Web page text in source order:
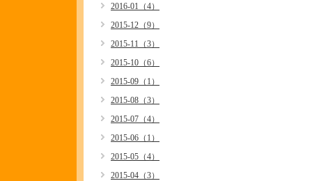
2016-01（4）
2015-12（9）
2015-11（3）
2015-10（6）
2015-09（1）
2015-08（3）
2015-07（4）
2015-06（1）
2015-05（4）
2015-04（3）